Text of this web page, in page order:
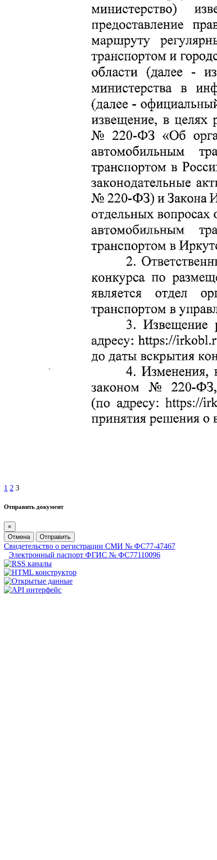
1 2 3
Отправить документ
×
Отмена
Отправить
Свидетельство о регистрации СМИ № ФС77-47467
Электронный паспорт ФГИС № ФС77110096